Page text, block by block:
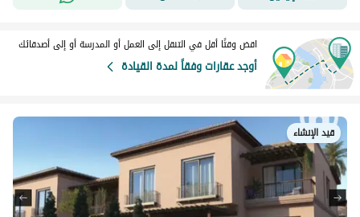
اقض وقتًا أقل في التنقل إلى العمل أو المدرسة أو إلى أصدقائك
أوجد عقارات وفقاً لمدة القيادة
قيد الإنشاء